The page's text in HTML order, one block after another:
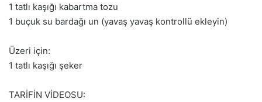
1 tatlı kaşığı kabartma tozu
1 buçuk su bardağı un (yavaş yavaş kontrollü ekleyin)
Üzeri için:
1 tatlı kaşığı şeker
TARİFİN VİDEOSU: